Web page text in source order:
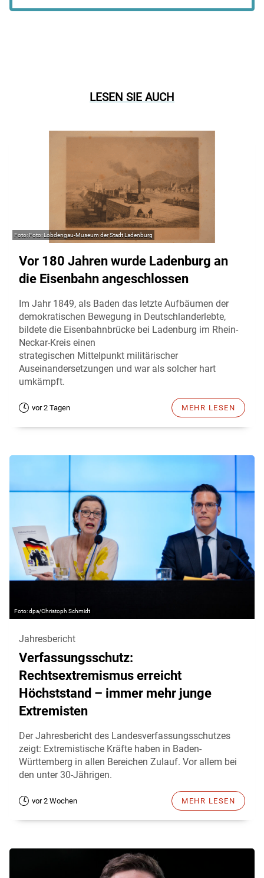
LESEN SIE AUCH
Foto: Lobdengau-Museum der Stadt Ladenburg
Vor 180 Jahren wurde Ladenburg an
die Eisenbahn angeschlossen
Im Jahr 1849, als Baden das letzte Aufbäumen der
demokratischen Bewegung in Deutschlanderlebte,
bildete die Eisenbahnbrücke bei Ladenburg im Rhein-
Neckar-Kreis einen
strategischen Mittelpunkt militärischer
Auseinandersetzungen und war als solcher hart
umkämpft.
vor 2 Tagen MEHR LESEN
dpa/Christoph Schmidt
Jahresbericht
Verfassungsschutz:
Rechtsextremismus erreicht
Höchststand – immer mehr junge
Extremisten
Der Jahresbericht des Landesverfassungsschutzes
zeigt: Extremistische Kräfte haben in Baden-
Württemberg in allen Bereichen Zulauf. Vor allem bei
den unter 30-Jährigen.
vor 2 Wochen MEHR LESEN